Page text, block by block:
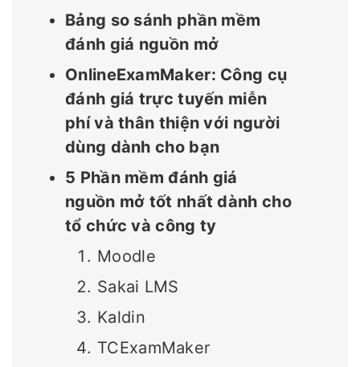
Bảng so sánh phần mềm
đánh giá nguồn mở
OnlineExamMaker: Công cụ
đánh giá trực tuyến miễn
phí và thân thiện với người
dùng dành cho bạn
5 Phần mềm đánh giá
nguồn mở tốt nhất dành cho
tổ chức và công ty
Moodle
Sakai LMS
Kaldin
TCExamMaker